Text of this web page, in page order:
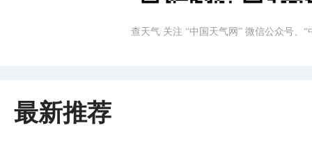
查天气 关注 “中国天气网” 微信公众号、
最新推荐